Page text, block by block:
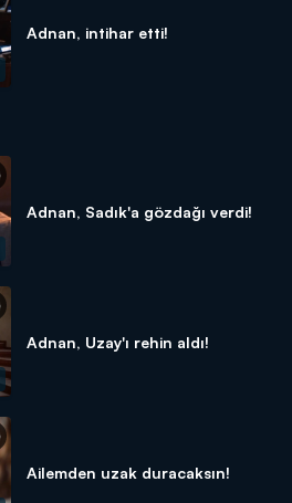
Adnan, intihar etti!
Adnan, Sadık'a gözdağı verdi!
Adnan, Uzay'ı rehin aldı!
Ailemden uzak duracaksın!